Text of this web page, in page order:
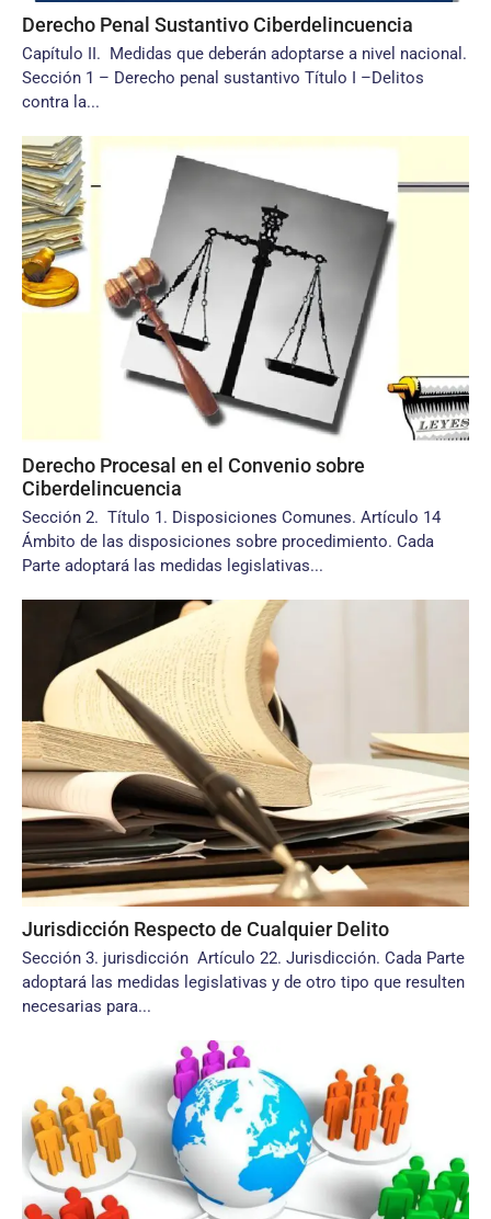
Derecho Penal Sustantivo Ciberdelincuencia
Capítulo II. Medidas que deberán adoptarse a nivel nacional.
Sección 1 – Derecho penal sustantivo Título I –Delitos
contra la...
Derecho Procesal en el Convenio sobre
Ciberdelincuencia
Sección 2. Título 1. Disposiciones Comunes. Artículo 14
Ámbito de las disposiciones sobre procedimiento. Cada
Parte adoptará las medidas legislativas...
Jurisdicción Respecto de Cualquier Delito
Sección 3. jurisdicción Artículo 22. Jurisdicción. Cada Parte
adoptará las medidas legislativas y de otro tipo que resulten
necesarias para...